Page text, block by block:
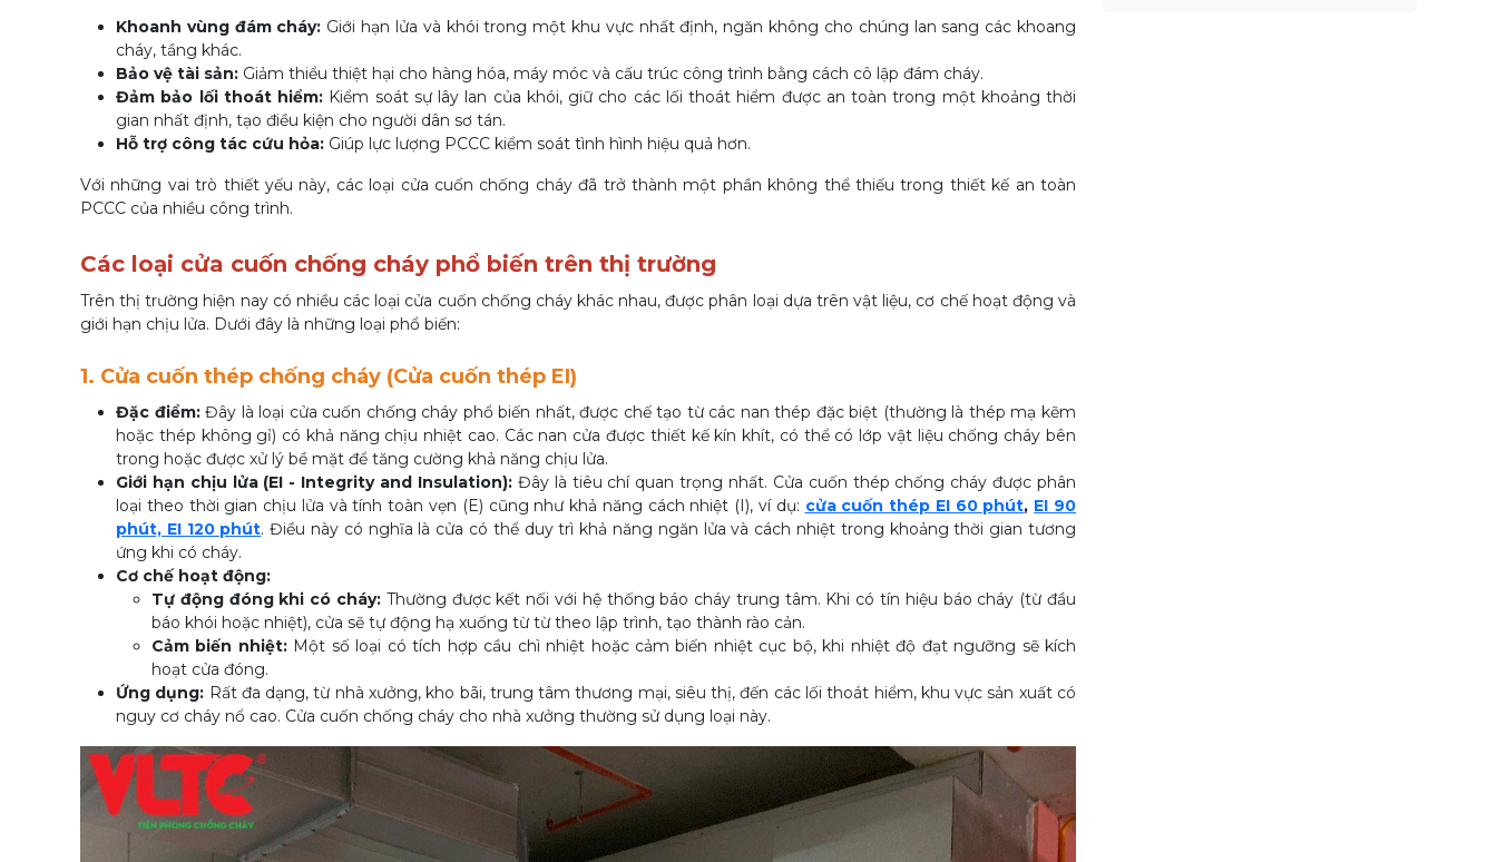
Khoanh vùng đám cháy: Giới hạn lửa và khói trong một khu vực nhất định, ngăn không cho chúng lan sang các khoang
cháy, tầng khác.
Bảo vệ tài sản: Giảm thiểu thiệt hại cho hàng hóa, máy móc và cấu trúc công trình bằng cách cô lập đám cháy.
Đảm bảo lối thoát hiểm: Kiểm soát sự lây lan của khói, giữ cho các lối thoát hiểm được an toàn trong một khoảng thời
gian nhất định, tạo điều kiện cho người dân sơ tán.
Hỗ trợ công tác cứu hỏa: Giúp lực lượng PCCC kiểm soát tình hình hiệu quả hơn.
Với những vai trò thiết yếu này, các loại cửa cuốn chống cháy đã trở thành một phần không thể thiếu trong thiết kế an toàn
PCCC của nhiều công trình.
Các loại cửa cuốn chống cháy phổ biến trên thị trường
Trên thị trường hiện nay có nhiều các loại cửa cuốn chống cháy khác nhau, được phân loại dựa trên vật liệu, cơ chế hoạt động và
giới hạn chịu lửa. Dưới đây là những loại phổ biến:
1. Cửa cuốn thép chống cháy (Cửa cuốn thép EI)
Đặc điểm:Đây là loại cửa cuốn chống cháy phổ biến nhất, được chế tạo từ các nan thép đặc biệt (thường là thép mạ kẽm
hoặc thép không gỉ) có khả năng chịu nhiệt cao. Các nan cửa được thiết kế kín khít, có thể có lớp vật liệu chống cháy bên
trong hoặc được xử lý bề mặt để tăng cường khả năng chịu lửa.
Giới hạn chịu lửa (EI - Integrity and Insulation):Đây là tiêu chí quan trọng nhất. Cửa cuốn thép chống cháy được phân
loại theo thời gian chịu lửa và tính toàn vẹn (E) cũng như khả năng cách nhiệt (I), ví dụ: cửa cuốn thép EI 60 phút, EI 90
phút, EI 120 phút. Điều này có nghĩa là cửa có thể duy trì khả năng ngăn lửa và cách nhiệt trong khoảng thời gian tương
ứng khi có cháy.
Cơ chế hoạt động:
Tự động đóng khi có cháy:Thường được kết nối với hệ thống báo cháy trung tâm. Khi có tín hiệu báo cháy (từ đầu
báo khói hoặc nhiệt), cửa sẽ tự động hạ xuống từ từ theo lập trình, tạo thành rào cản.
Cảm biến nhiệt:Một số loại có tích hợp cầu chì nhiệt hoặc cảm biến nhiệt cục bộ, khi nhiệt độ đạt ngưỡng sẽ kích
hoạt cửa đóng.
Ứng dụng: Rất đa dạng, từ nhà xưởng, kho bãi, trung tâm thương mại, siêu thị, đến các lối thoát hiểm, khu vực sản xuất có
nguy cơ cháy nổ cao. Cửa cuốn chống cháy cho nhà xưởng thường sử dụng loại này.